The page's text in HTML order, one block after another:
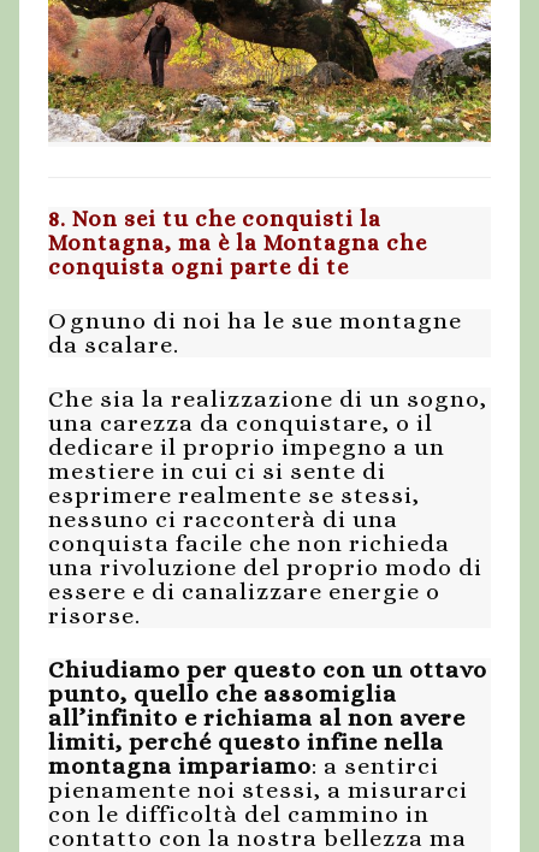
8. Non sei tu che conquisti la
Montagna, ma è la Montagna che
conquista ogni parte di te
Ognuno di noi ha le sue montagne
da scalare.
Che sia la realizzazione di un sogno,
una carezza da conquistare, o il
dedicare il proprio impegno a un
mestiere in cui ci si sente di
esprimere realmente se stessi,
nessuno ci racconterà di una
conquista facile che non richieda
una rivoluzione del proprio modo di
essere e di canalizzare energie o
risorse.
Chiudiamo per questo con un ottavo
punto, quello che assomiglia
all’infinito e richiama al non avere
limiti, perché questo infine nella
montagna impariamo: a sentirci
pienamente noi stessi, a misurarci
con le difficoltà del cammino in
contatto con la nostra bellezza ma